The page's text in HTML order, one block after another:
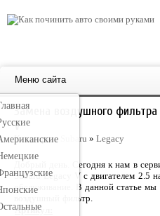
Меню сайта
Замена воздушного фильтра
V
Категория: Subaru » Legacy
Добрый день. Сегодня к нам в
Subaru Legacy V с двигателем 2.5
обслуживание. В данной статье мы
воздушный фильтр.
Артикул: